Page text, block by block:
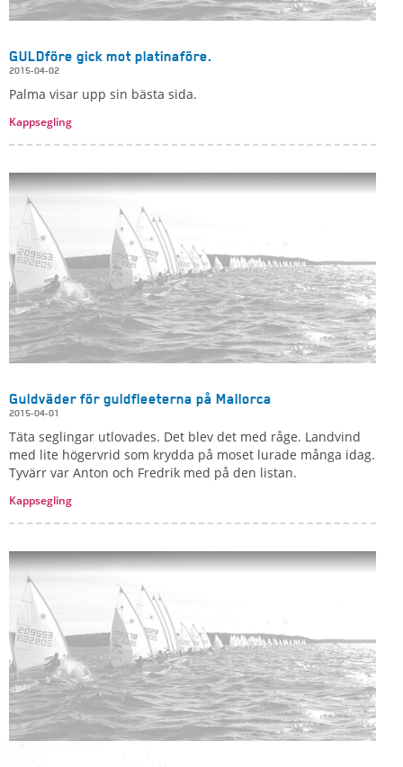
GULDföre gick mot platinaföre.
2015-04-02
Palma visar upp sin bästa sida.
Kappsegling
Guldväder för guldfleeterna på Mallorca
2015-04-01
Täta seglingar utlovades. Det blev det med råge. Landvind
med lite högervrid som krydda på moset lurade många idag.
Tyvärr var Anton och Fredrik med på den listan.
Kappsegling